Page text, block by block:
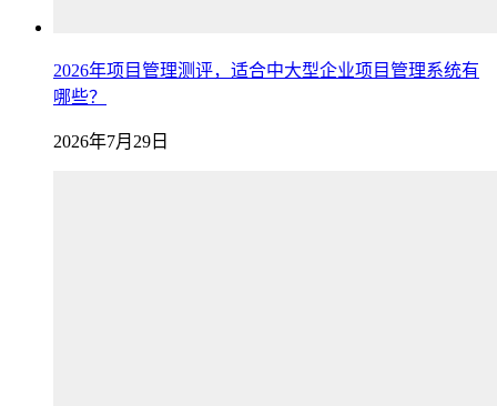
2026年项目管理测评，适合中大型企业项目管理系统有
哪些？
2026年7月29日